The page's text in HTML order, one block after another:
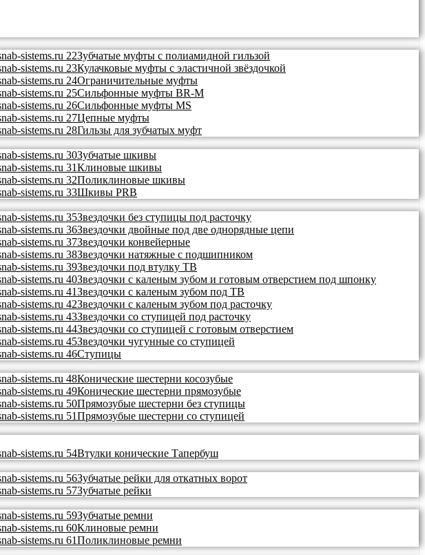
Зубчатые муфты с полиамидной гильзой
Кулачковые муфты с эластичной звёздочкой
Ограничительные муфты
Сильфонные муфты BR-M
Сильфонные муфты MS
Цепные муфты
Гильзы для зубчатых муфт
Зубчатые шкивы
Клиновые шкивы
Поликлиновые шкивы
Шкивы PRB
Звездочки без ступицы под расточку
Звездочки двойные под две однорядные цепи
Звездочки конвейерные
Звездочки натяжные с подшипником
Звездочки под втулку ТВ
Звездочки с каленым зубом и готовым отверстием под шпонку
Звездочки с каленым зубом под ТВ
Звездочки с каленым зубом под расточку
Звездочки со ступицей под расточку
Звездочки со ступицей с готовым отверстием
Звездочки чугунные со ступицей
Ступицы
Конические шестерни косозубые
Конические шестерни прямозубые
Прямозубые шестерни без ступицы
Прямозубые шестерни со ступицей
Втулки конические Тапербуш
Зубчатые рейки для откатных ворот
Зубчатые рейки
Зубчатые ремни
Клиновые ремни
Поликлиновые ремни